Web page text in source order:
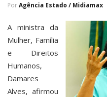
PorAgência Estado / Midiamax
A ministra da
Mulher, Família
e Direitos
Humanos,
Damares
Alves, afirmou